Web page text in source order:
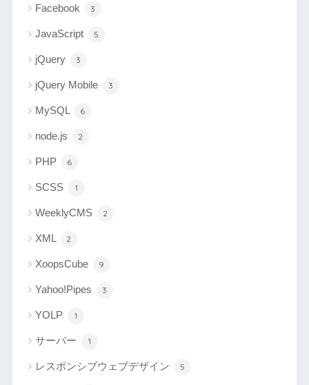
Facebook 3
JavaScript 5
jQuery 3
jQuery Mobile 3
MySQL 6
node.js 2
PHP 6
SCSS 1
WeeklyCMS 2
XML 2
XoopsCube 9
Yahoo!Pipes 3
YOLP 1
サーバー 1
レスポンシブウェブデザイン 5